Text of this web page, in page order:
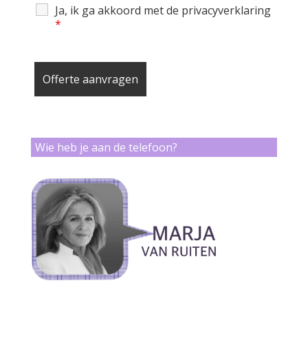
Ja, ik ga akkoord met de privacyverklaring
*
Wie heb je aan de telefoon?